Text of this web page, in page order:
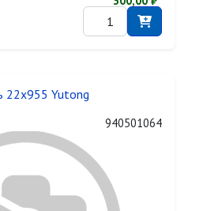
22х955 Yutong
940501064